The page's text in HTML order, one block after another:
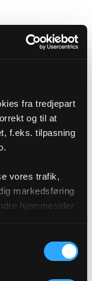
fra tredjepart
og til at
f.eks. tilpasning
vores trafik,
markedsføring
hjemmesider
videre til
af vores